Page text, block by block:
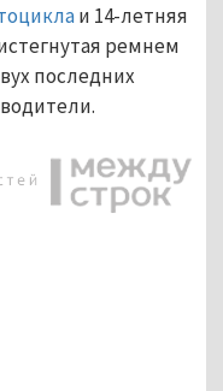
и 14-летняя
ремнем
последних